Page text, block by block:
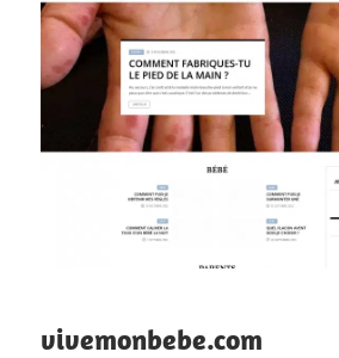
vivemonbebe.com